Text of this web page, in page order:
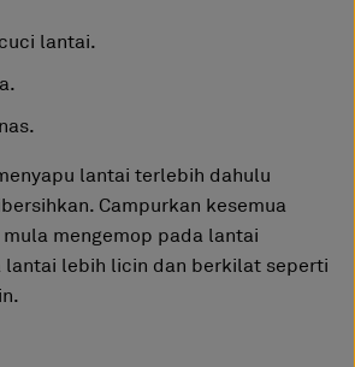
lantai.
lantai terlebih dahulu
Campurkan kesemua
mengemop pada lantai
lantai lebih licin dan berkilat seperti